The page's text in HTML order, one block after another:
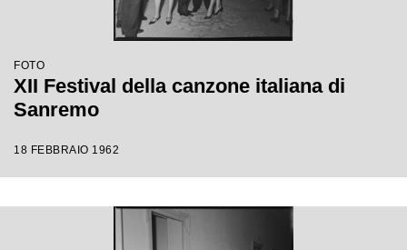
FOTO
XII Festival della canzone italiana di
Sanremo
18 FEBBRAIO 1962